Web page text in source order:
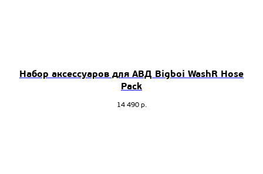
Набор аксессуаров для АВД Bigboi WashR Hose
Pack
14 490 р.